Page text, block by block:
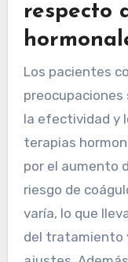
respecto
Los pacientes
la efectividad y
terapias
por el aumento
riesgo de
varía, lo que
del tratamiento